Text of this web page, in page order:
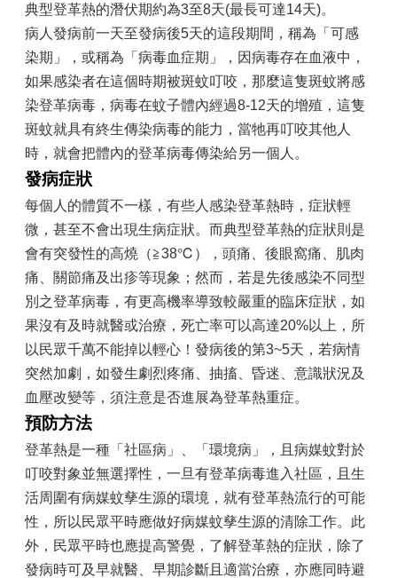
專
區
統
計
資
料
專
區
觀
光
休
兵
役
區
人
政
策
及
性
別
平
等
區
典型登革熱的潛伏期約為3至8天(最長可達14天)。
病人發病前一天至發病後5天的這段期間，稱為「可感
染期」，或稱為「病毒血症期」，因病毒存在血液中，
如果感染者在這個時期被斑蚊叮咬，那麼這隻斑蚊將感
染登革病毒，病毒在蚊子體內經過8-12天的增殖，這隻
斑蚊就具有終生傳染病毒的能力，當牠再叮咬其他人
時，就會把體內的登革病毒傳染給另一個人。
發病症狀
每個人的體質不一樣，有些人感染登革熱時，症狀輕
微，甚至不會出現生病症狀。而典型登革熱的症狀則是
會有突發性的高燒（≧38℃），頭痛、後眼窩痛、肌肉
痛、關節痛及出疹等現象；然而，若是先後感染不同型
別之登革病毒，有更高機率導致較嚴重的臨床症狀，如
果沒有及時就醫或治療，死亡率可以高達20%以上，所
以民眾千萬不能掉以輕心！發病後的第3~5天，若病情
突然加劇，如發生劇烈疼痛、抽搐、昏迷、意識狀況及
血壓改變等，須注意是否進展為登革熱重症。
預防方法
登革熱是一種「社區病」、「環境病」，且病媒蚊對於
叮咬對象並無選擇性，一旦有登革病毒進入社區，且生
活周圍有病媒蚊孳生源的環境，就有登革熱流行的可能
性，所以民眾平時應做好病媒蚊孳生源的清除工作。此
外，民眾平時也應提高警覺，了解登革熱的症狀，除了
發病時可及早就醫、早期診斷且適當治療，亦應同時避